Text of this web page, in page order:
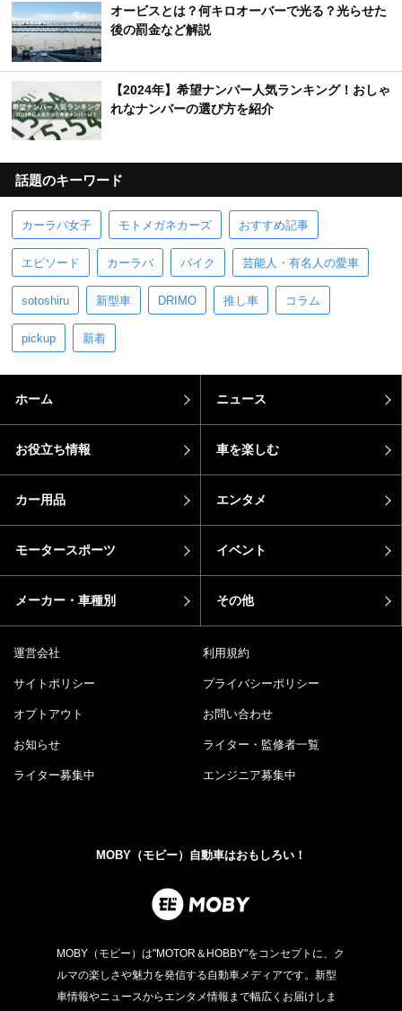
オービスとは？何キロオーバーで光る？光らせた
後の罰金など解説
【2024年】希望ナンバー人気ランキング！おしゃ
れなナンバーの選び方を紹介
話題のキーワード
カーラバ女子 モトメガネカーズ おすすめ記事
エピソード カーラバ バイク 芸能人・有名人の愛車
sotoshiru 新型車 DRIMO 推し車 コラム
pickup 新着
ホーム ニュース
お役立ち情報 車を楽しむ
カー用品 エンタメ
モータースポーツ イベント
メーカー・車種別 その他
運営会社 利用規約
サイトポリシー プライバシーポリシー
オプトアウト お問い合わせ
お知らせ ライター・監修者一覧
ライター募集中 エンジニア募集中
MOBY（モビー）自動車はおもしろい！
MOBY（モビー）は"MOTOR＆HOBBY"をコンセプトに、ク
ルマの楽しさや魅力を発信する自動車メディアです。新型
車情報やニュースからエンタメ情報まで幅広くお届けしま